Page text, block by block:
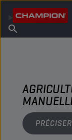
À propos de
Trouver un point de
PRÉCISER